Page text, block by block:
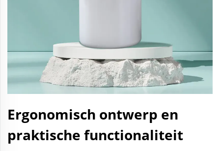
Ergonomisch ontwerp en
praktische functionaliteit